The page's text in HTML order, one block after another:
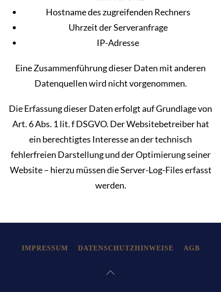
Hostname des zugreifenden Rechners
Uhrzeit der Serveranfrage
IP-Adresse
Eine Zusammenführung dieser Daten mit anderen
Datenquellen wird nicht vorgenommen.
Die Erfassung dieser Daten erfolgt auf Grundlage von
Art. 6 Abs. 1 lit. f DSGVO. Der Websitebetreiber hat
ein berechtigtes Interesse an der technisch
fehlerfreien Darstellung und der Optimierung seiner
Website – hierzu müssen die Server-Log-Files erfasst
werden.
IMPRESSUM DATENSCHUTZHINWEISE AGB